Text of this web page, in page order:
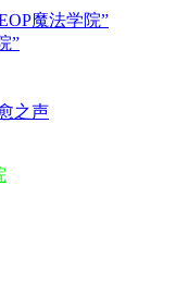
魔法学院”
”
之声